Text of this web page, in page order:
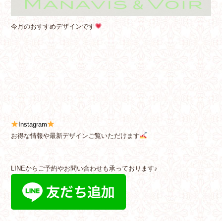
今月のおすすめデザインです
Instagram
お得な情報や最新デザインご覧いただけます
LINEからご予約やお問い合わせも承っております♪